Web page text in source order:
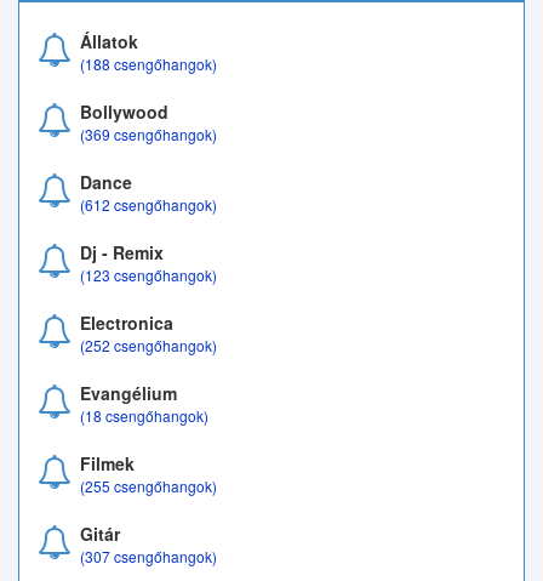
Állatok
(188 csengőhangok)
Bollywood
(369 csengőhangok)
Dance
(612 csengőhangok)
Dj - Remix
(123 csengőhangok)
Electronica
(252 csengőhangok)
Evangélium
(18 csengőhangok)
Filmek
(255 csengőhangok)
Gitár
(307 csengőhangok)